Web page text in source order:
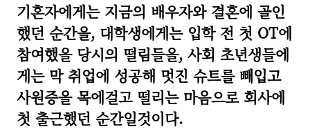
기혼자에게는 지금의 배우자와 결혼에 골인
했던 순간을, 대학생에게는 입학 전 첫 OT에
참여했을 당시의 떨림들을, 사회 초년생들에
게는 막 취업에 성공해 멋진 슈트를 빼입고
사원증을 목에걸고 떨리는 마음으로 회사에
첫 출근했던 순간일것이다.